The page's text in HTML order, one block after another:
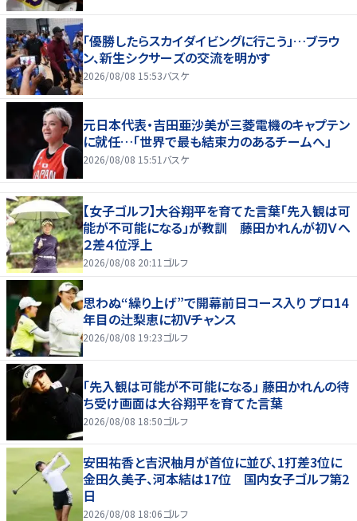
「優勝したらスカイダイビングに行こう」…ブラウ
ン、新生シクサーズの交流を明かす
2026/08/08 15:53バスケ
元日本代表・吉田亜沙美が三菱電機のキャプテン
に就任…「世界で最も結束力のあるチームへ」
2026/08/08 15:51 バスケ
【女子ゴルフ】大谷翔平を育てた言葉「先入観は可
能が不可能になる」が教訓 藤田かれんが初Ｖへ
２差４位浮上
2026/08/08 20:11 ゴルフ
思わぬ“繰り上げ”で開幕前日コース入り プロ14
年目の辻梨恵に初Vチャンス
2026/08/08 19:23ゴルフ
「先入観は可能が不可能になる」 藤田かれんの待
ち受け画面は大谷翔平を育てた言葉
2026/08/08 18:50ゴルフ
安田祐香と吉沢柚月が首位に並び、1打差3位に
金田久美子、河本結は17位 国内女子ゴルフ第2
日
2026/08/08 18:06ゴルフ